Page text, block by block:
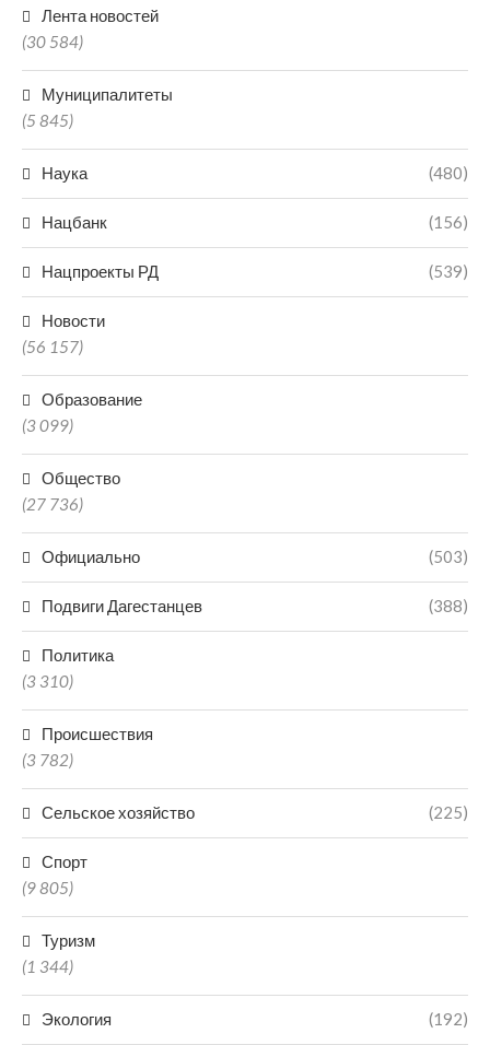
Лента новостей
(30 584)
Муниципалитеты
(5 845)
Наука (480)
Нацбанк (156)
Нацпроекты РД (539)
Новости
(56 157)
Образование
(3 099)
Общество
(27 736)
Официально (503)
Подвиги Дагестанцев (388)
Политика
(3 310)
Происшествия
(3 782)
Сельское хозяйство (225)
Спорт
(9 805)
Туризм
(1 344)
Экология (192)